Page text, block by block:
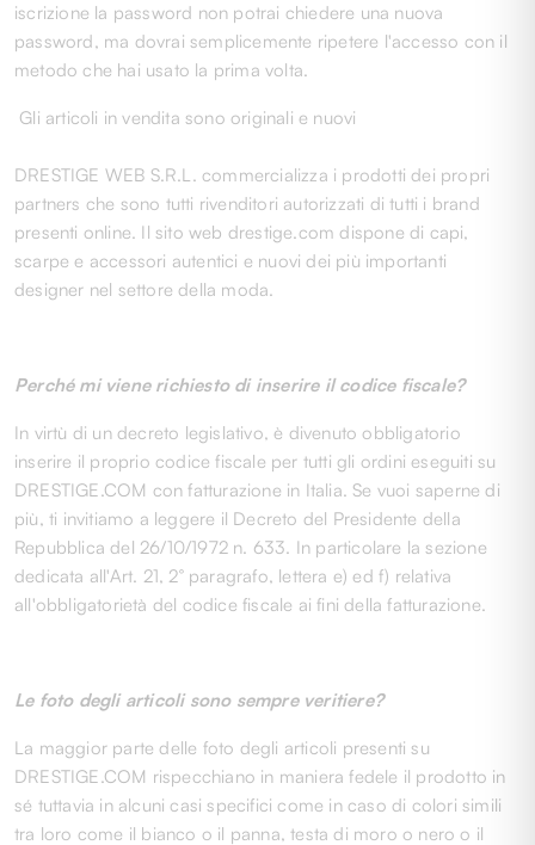
iscrizione la password non potrai chiedere una nuova
password, ma dovrai semplicemente ripetere l'accesso con il
metodo che hai usato la prima volta.
Gli articoli in vendita sono originali e nuovi
DRESTIGE WEB S.R.L. commercializza i prodotti dei propri
partners che sono tutti rivenditori autorizzati di tutti i brand
presenti online. Il sito web drestige.com dispone di capi,
scarpe e accessori autentici e nuovi dei più importanti
designer nel settore della moda.
Perché mi viene richiesto di inserire il codice fiscale?
In virtù di un decreto legislativo, è divenuto obbligatorio
inserire il proprio codice fiscale per tutti gli ordini eseguiti su
DRESTIGE.COM con fatturazione in Italia. Se vuoi saperne di
più, ti invitiamo a leggere il Decreto del Presidente della
Repubblica del 26/10/1972 n. 633. In particolare la sezione
dedicata all'Art. 21, 2° paragrafo, lettera e) ed f) relativa
all'obbligatorietà del codice fiscale ai fini della fatturazione.
Le foto degli articoli sono sempre veritiere?
La maggior parte delle foto degli articoli presenti su
DRESTIGE.COM rispecchiano in maniera fedele il prodotto in
sé tuttavia in alcuni casi specifici come in caso di colori simili
tra loro come il bianco o il panna, testa di moro o nero o il